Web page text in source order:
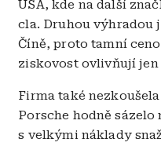
USA, kde na další
cla. Druhou výhradou
Číně, proto tamní
ziskovost ovlivňují jen
Firma také
Porsche hodně
s velkými náklady